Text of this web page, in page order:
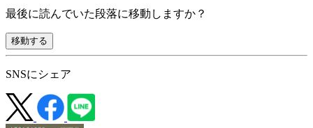
最後に読んでいた段落に移動しますか？
移動する
SNSにシェア